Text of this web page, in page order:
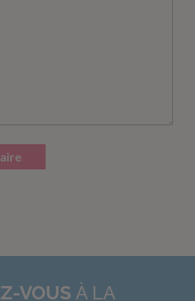
VOUS À LA